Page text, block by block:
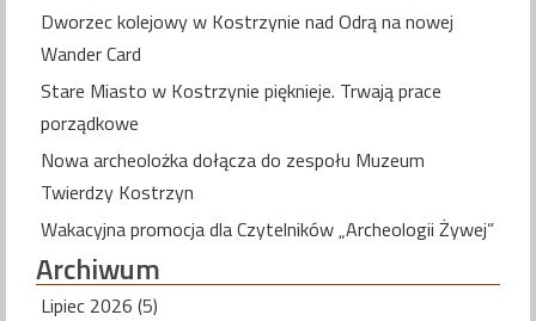
Dworzec kolejowy w Kostrzynie nad Odrą na nowej
Wander Card
Stare Miasto w Kostrzynie pięknieje. Trwają prace
porządkowe
Nowa archeolożka dołącza do zespołu Muzeum
Twierdzy Kostrzyn
Wakacyjna promocja dla Czytelników „Archeologii Żywej”
Archiwum
Lipiec 2026 (5)